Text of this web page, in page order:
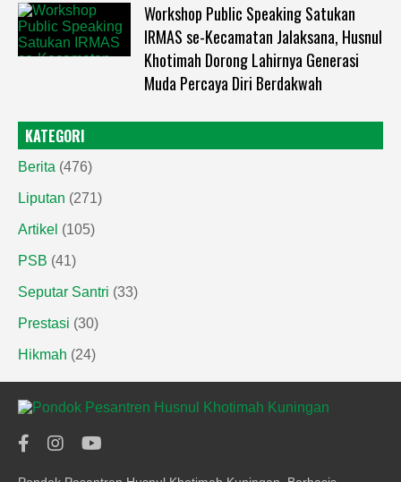
Workshop Public Speaking Satukan
IRMAS se-Kecamatan Jalaksana, Husnul
Khotimah Dorong Lahirnya Generasi
Muda Percaya Diri Berdakwah
KATEGORI
Berita (476)
Liputan (271)
Artikel (105)
PSB (41)
Seputar Santri (33)
Prestasi (30)
Hikmah (24)